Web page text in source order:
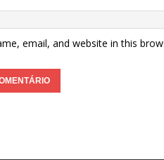
email, and website in this